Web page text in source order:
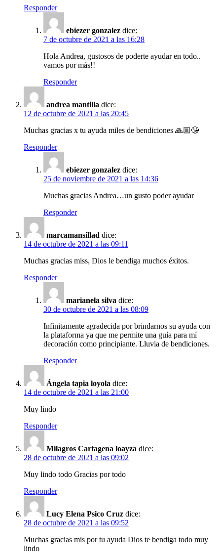
Responder
ebiezer gonzalez dice:
7 de octubre de 2021 a las 16:28
Hola Andrea, gustosos de poderte ayudar en todo..
vamos por más!!
Responder
andrea mantilla dice:
12 de octubre de 2021 a las 20:45
Muchas gracias x tu ayuda miles de bendiciones 🙏🏼😘
Responder
ebiezer gonzalez dice:
25 de noviembre de 2021 a las 14:36
Muchas gracias Andrea…un gusto poder ayudar
Responder
marcamansillad dice:
14 de octubre de 2021 a las 09:11
Muchas gracias miss, Dios le bendiga muchos éxitos.
Responder
marianela silva dice:
30 de octubre de 2021 a las 08:09
Infinitamente agradecida por brindarnos su ayuda con
la plataforma ya que me permite una guía para mí
decoración como principiante. Lluvia de bendiciones.
Responder
Ángela tapia loyola dice:
14 de octubre de 2021 a las 21:00
Muy lindo
Responder
Milagros Cartagena loayza dice:
28 de octubre de 2021 a las 09:02
Muy lindo todo Gracias por todo
Responder
Lucy Elena Psico Cruz dice:
28 de octubre de 2021 a las 09:52
Muchas gracias mis por tu ayuda Dios te bendiga todo muy
lindo